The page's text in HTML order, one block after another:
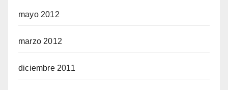
mayo 2012
marzo 2012
diciembre 2011